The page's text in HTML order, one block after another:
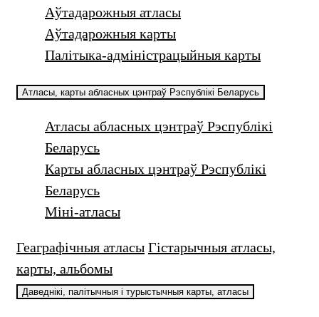
Аўтадарожныя атласы
Аўтадарожныя карты
Палітыка-адміністрацыйныя карты
Атласы, карты абласных цэнтраў Рэспублікі Беларусь
Атласы абласных цэнтраў Рэспублікі
Беларусь
Карты абласных цэнтраў Рэспублікі
Беларусь
Міні-атласы
Геаграфічныя атласы Гістарычныя атласы,
карты, альбомы
Даведнікі, палiтычныя i турыстычныя карты, атласы